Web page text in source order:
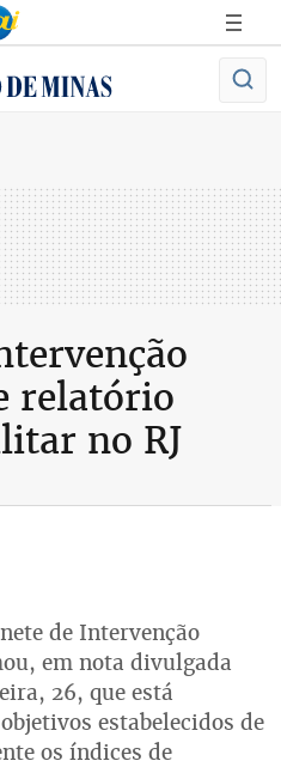
relatório
no RJ
de Intervenção
em nota divulgada
26, que está
estabelecidos de
os índices de